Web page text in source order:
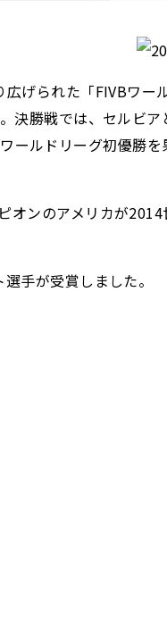
げられた「FIVBワ
決勝戦では、セルビ
ールドリーグ初優勝
オンのアメリカが
手が受賞しました。